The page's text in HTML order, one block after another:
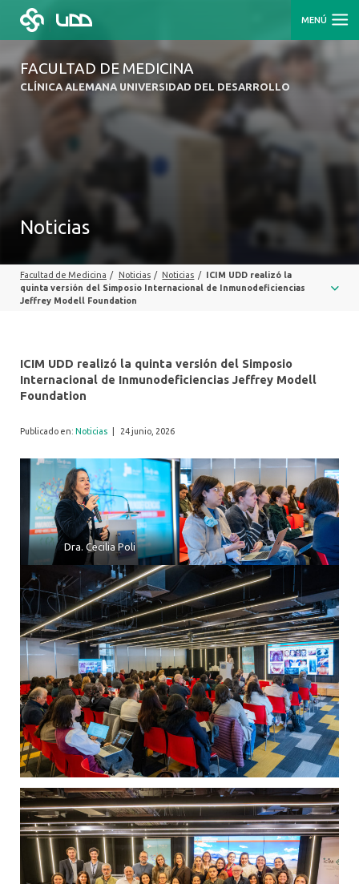
MENÚ
FACULTAD DE MEDICINA
CLÍNICA ALEMANA UNIVERSIDAD DEL DESARROLLO
Noticias
Facultad de Medicina / Noticias / Noticias /
ICIM UDD realizó la
quinta versión del Simposio Internacional de Inmunodeficiencias
Jeffrey Modell Foundation
ICIM UDD realizó la quinta versión del Simposio
Internacional de Inmunodeficiencias Jeffrey Modell
Foundation
Publicado en: Noticias 24 junio, 2026
Dra. Cecilia Poli